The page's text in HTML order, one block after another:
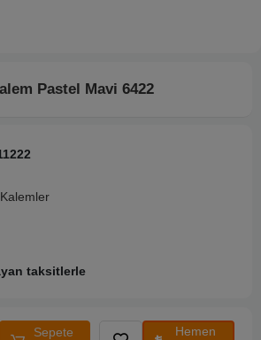
Pastel Mavi 6422
taksitlerle
Sepete
Hemen